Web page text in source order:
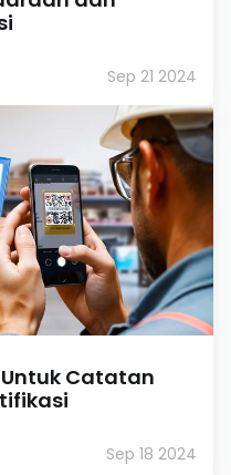
Sep 21 2024
Untuk Catatan
Sep 18 2024